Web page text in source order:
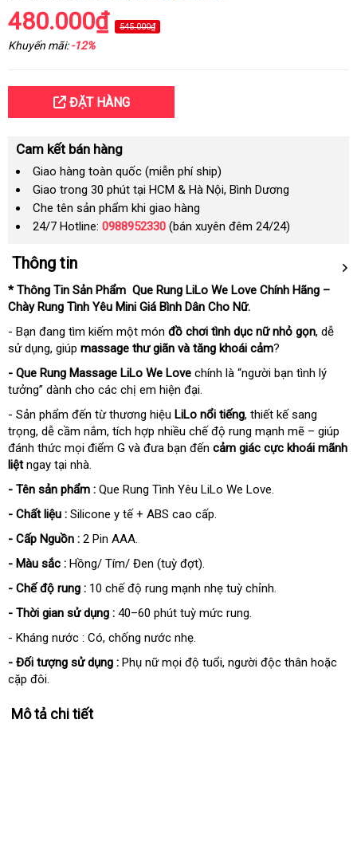
480.000₫ 545.000₫
Khuyến mãi:-12%
ĐẶT HÀNG
Cam kết bán hàng
Giao hàng toàn quốc (miễn phí ship)
Giao trong 30 phút tại HCM & Hà Nội, Bình Dương
Che tên sản phẩm khi giao hàng
24/7 Hotline: 0988952330 (bán xuyên đêm 24/24)
Thông tin
* Thông Tin Sản Phẩm Que Rung LiLo We Love Chính Hãng –
Chày Rung Tình Yêu Mini Giá Bình Dân Cho Nữ.
- Bạn đang tìm kiếm một món đồ chơi tình dục nữ nhỏ gọn, dễ
sử dụng, giúp massage thư giãn và tăng khoái cảm?
- Que Rung Massage LiLo We Love chính là “người bạn tình lý
tưởng” dành cho các chị em hiện đại.
- Sản phẩm đến từ thương hiệu LiLo nổi tiếng, thiết kế sang
trọng, dễ cầm nắm, tích hợp nhiều chế độ rung mạnh mẽ – giúp
đánh thức mọi điểm G và đưa bạn đến cảm giác cực khoái mãnh
liệtngay tại nhà.
- Tên sản phẩm : Que Rung Tình Yêu LiLo We Love.
- Chất liệu : Silicone y tế + ABS cao cấp.
- Cấp Nguồn : 2 Pin AAA.
- Màu sắc : Hồng/ Tím/ Đen (tuỳ đợt).
- Chế độ rung : 10 chế độ rung mạnh nhẹ tuỳ chỉnh.
- Thời gian sử dụng : 40–60 phút tuỳ mức rung.
- Kháng nước : Có, chống nước nhẹ.
- Đối tượng sử dụng : Phụ nữ mọi độ tuổi, người độc thân hoặc
cặp đôi.
Mô tả chi tiết